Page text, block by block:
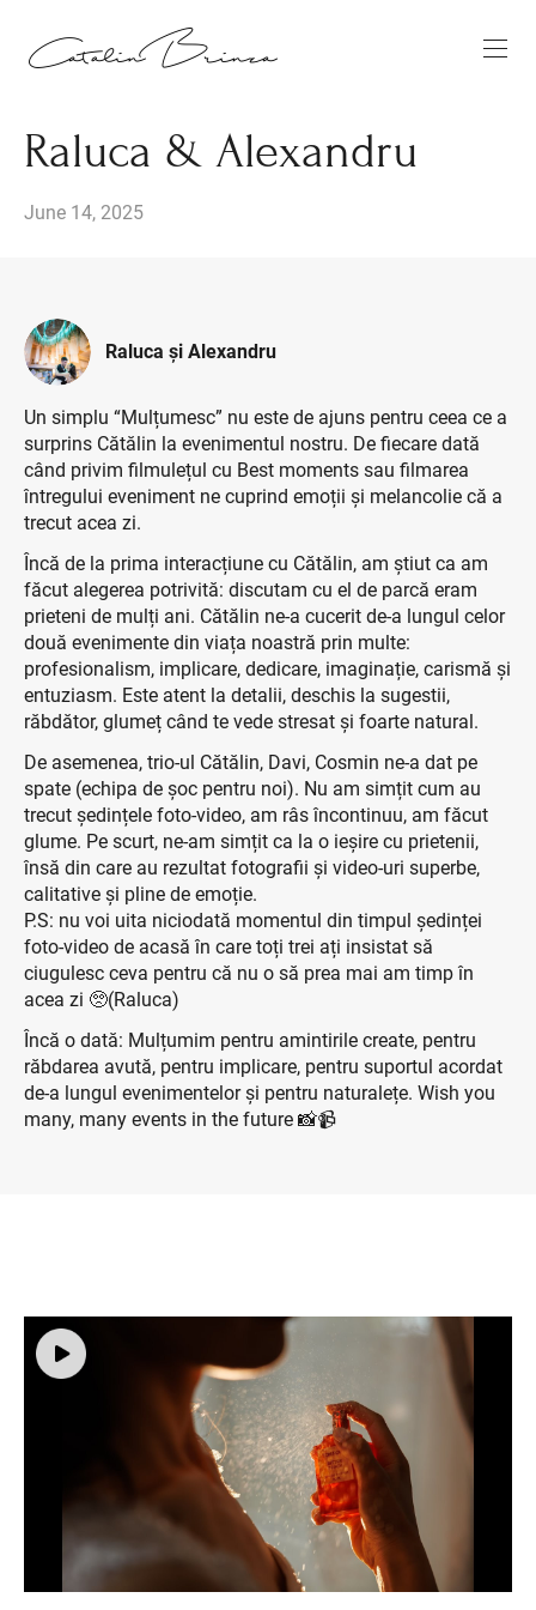
Raluca & Alexandru
June 14, 2025
Raluca și Alexandru
Un simplu “Mulțumesc” nu este de ajuns pentru ceea ce a
surprins Cătălin la evenimentul nostru. De fiecare dată
când privim filmulețul cu Best moments sau filmarea
întregului eveniment ne cuprind emoții și melancolie că a
trecut acea zi.
Încă de la prima interacțiune cu Cătălin, am știut ca am
făcut alegerea potrivită: discutam cu el de parcă eram
prieteni de mulți ani. Cătălin ne-a cucerit de-a lungul celor
două evenimente din viața noastră prin multe:
profesionalism, implicare, dedicare, imaginație, carismă și
entuziasm. Este atent la detalii, deschis la sugestii,
răbdător, glumeț când te vede stresat și foarte natural.
De asemenea, trio-ul Cătălin, Davi, Cosmin ne-a dat pe
spate (echipa de șoc pentru noi). Nu am simțit cum au
trecut ședințele foto-video, am râs încontinuu, am făcut
glume. Pe scurt, ne-am simțit ca la o ieșire cu prietenii,
însă din care au rezultat fotografii și video-uri superbe,
calitative și pline de emoție.
P.S: nu voi uita niciodată momentul din timpul ședinței
foto-video de acasă în care toți trei ați insistat să
ciugulesc ceva pentru că nu o să prea mai am timp în
acea zi 🥺(Raluca)
Încă o dată: Mulțumim pentru amintirile create, pentru
răbdarea avută, pentru implicare, pentru suportul acordat
de-a lungul evenimentelor și pentru naturalețe. Wish you
many, many events in the future 📸📹